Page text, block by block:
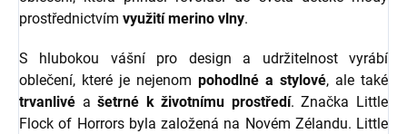
prostřednictvím využití merino vlny.
S hlubokou vášní pro design a udržitelnost vyrábí
oblečení, které je nejenom pohodlné a stylové, ale také
trvanlivé ašetrné k životnímu prostředí. Značka Little
Flock of Horrors byla založená na Novém Zélandu. Little